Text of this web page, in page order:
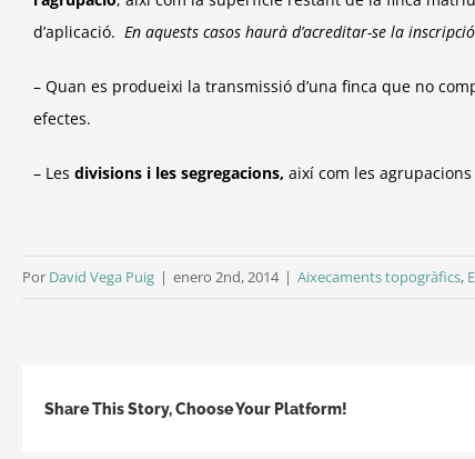
d’aplicació. En aquests casos haurà d’acreditar-se la
– Quan es produeixi la transmissió d’una finca que no
efectes.
– Les divisions i les segregacions, així com les
Por David Vega Puig | enero 2nd, 2014 | Aixecaments topogràfics,
Share This Story, Choose Your Platform!